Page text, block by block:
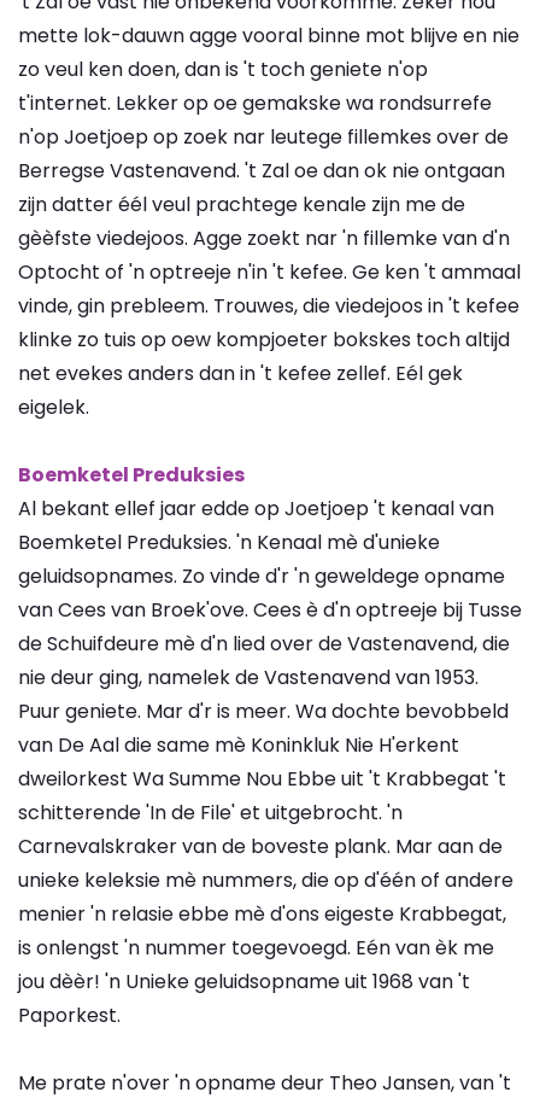
mette lok-dauwn agge vooral binne mot blijve en nie
zo veul ken doen, dan is 't toch geniete n'op
t'internet. Lekker op oe gemakske wa rondsurrefe
n'op Joetjoep op zoek nar leutege fillemkes over de
Berregse Vastenavend. 't Zal oe dan ok nie ontgaan
zijn datter éél veul prachtege kenale zijn me de
gèèfste viedejoos. Agge zoekt nar 'n fillemke van d'n
Optocht of 'n optreeje n'in 't kefee. Ge ken 't ammaal
vinde, gin prebleem. Trouwes, die viedejoos in 't kefee
klinke zo tuis op oew kompjoeter bokskes toch altijd
net evekes anders dan in 't kefee zellef. Eél gek
eigelek.
Boemketel Preduksies
Al bekant ellef jaar edde op Joetjoep 't kenaal van
Boemketel Preduksies. 'n Kenaal mè d'unieke
geluidsopnames. Zo vinde d'r 'n geweldege opname
van Cees van Broek'ove. Cees è d'n optreeje bij Tusse
de Schuifdeure mè d'n lied over de Vastenavend, die
nie deur ging, namelek de Vastenavend van 1953.
Puur geniete. Mar d'r is meer. Wa dochte bevobbeld
van De Aal die same mè Koninkluk Nie H'erkent
dweilorkest Wa Summe Nou Ebbe uit 't Krabbegat 't
schitterende 'In de File' et uitgebrocht. 'n
Carnevalskraker van de boveste plank. Mar aan de
unieke keleksie mè nummers, die op d'één of andere
menier 'n relasie ebbe mè d'ons eigeste Krabbegat,
is onlengst 'n nummer toegevoegd. Eén van èk me
jou dèèr! 'n Unieke geluidsopname uit 1968 van 't
Paporkest.
Me prate n'over 'n opname deur Theo Jansen, van 't